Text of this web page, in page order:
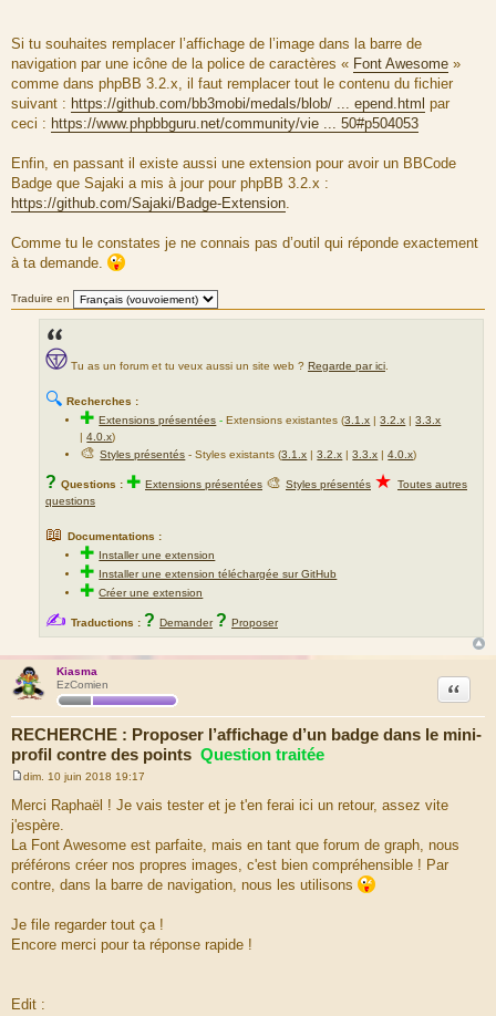
Si tu souhaites remplacer l’affichage de l’image dans la barre de
navigation par une icône de la police de caractères « Font Awesome »
comme dans phpBB 3.2.x, il faut remplacer tout le contenu du fichier
suivant : https://github.com/bb3mobi/medals/blob/ ... epend.html par
ceci : https://www.phpbbguru.net/community/vie ... 50#p504053
Enfin, en passant il existe aussi une extension pour avoir un BBCode
Badge que Sajaki a mis à jour pour phpBB 3.2.x :
https://github.com/Sajaki/Badge-Extension.
Comme tu le constates je ne connais pas d’outil qui réponde exactement
à ta demande.
Traduire en
Tu as un forum et tu veux aussi un site web ? Regarde par ici
🔍 Recherches :
✚Extensions présentées -Extensions existantes (3.1.x |3.2.x |3.3.x
|4.0.x)
🎨Styles présentés - Styles existants (3.1.x |3.2.x |3.3.x |4.0.x)
? Questions : ✚ Extensions présentées 🎨 Styles présentés ★ Toutes autres
questions
📖 Documentations :
✚ Installer une extension
✚ Installer une extension téléchargée sur GitHub
✚Créer une extension
✍ Traductions : ? Demander ? Proposer
Kiasma
EzComien
RECHERCHE : Proposer l’affichage d’un badge dans le mini-
profil contre des points Question traitée
Citation
s
s
g
e
dim. 10 juin 2018 19:17
Merci Raphaël ! Je vais tester et je t'en ferai ici un retour, assez vite
j'espère.
La Font Awesome est parfaite, mais en tant que forum de graph, nous
préférons créer nos propres images, c'est bien compréhensible ! Par
contre, dans la barre de navigation, nous les utilisons
Je file regarder tout ça !
Encore merci pour ta réponse rapide !
Edit :